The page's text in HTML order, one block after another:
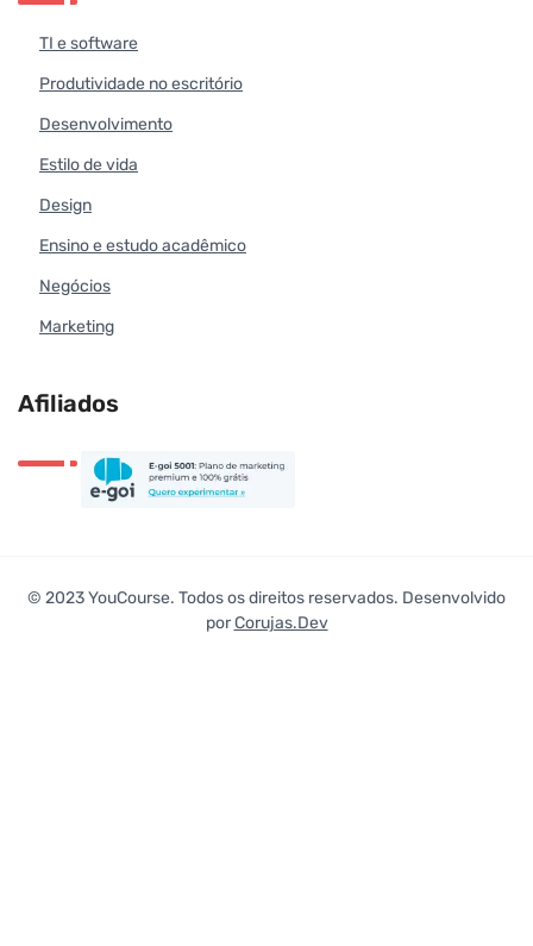
TI e software
Produtividade no escritório
Desenvolvimento
Estilo de vida
Design
Ensino e estudo acadêmico
Negócios
Marketing
Afiliados
© 2023 YouCourse. Todos os direitos reservados. Desenvolvido
porCorujas.Dev